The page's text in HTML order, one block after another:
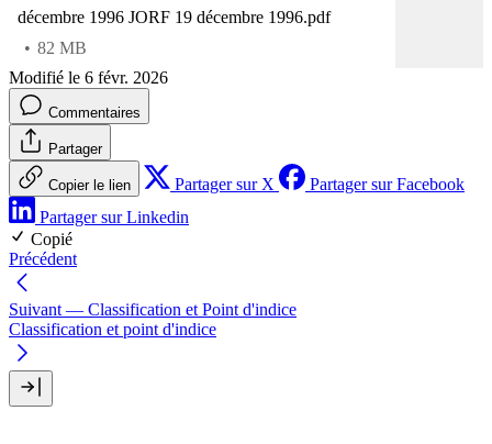
décembre 1996 JORF 19 décembre 1996.pdf
82 MB
Modifié le 6 févr. 2026
Commentaires
Partager
Copier le lien Partager sur X
Partager sur Facebook
Partager sur Linkedin
Copié
Précédent
Suivant — Classification et Point d'indice
Classification et point d'indice